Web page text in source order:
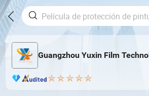
Guangzhou Yuxin Film